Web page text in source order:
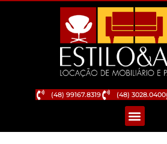
(48) 99167.8319 (48) 3028.0400